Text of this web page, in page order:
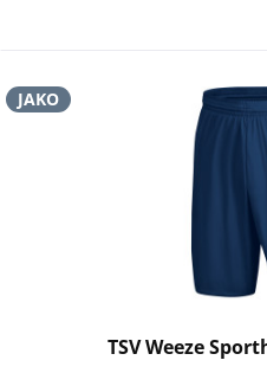
JAKO
TSV Weeze